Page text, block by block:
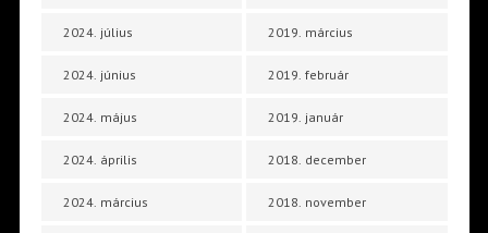
2024. július
2024. június
2024. május
2024. április
2024. március
2019. március
2019. február
2019. január
2018. december
2018. november